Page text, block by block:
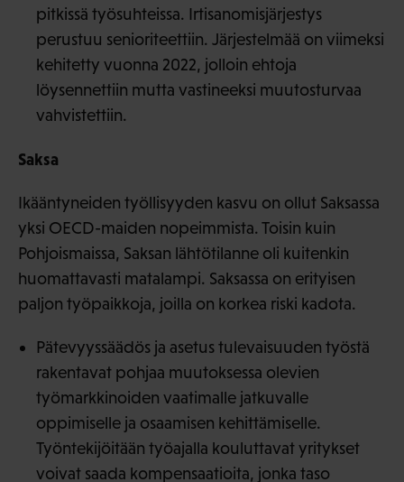
pitkissä työsuhteissa. Irtisanomisjärjestys
perustuu senioriteettiin. Järjestelmää on viimeksi
kehitetty vuonna 2022, jolloin ehtoja
löysennettiin mutta vastineeksi muutosturvaa
vahvistettiin.
Saksa
Ikääntyneiden työllisyyden kasvu on ollut Saksassa
yksi OECD-maiden nopeimmista. Toisin kuin
Pohjoismaissa, Saksan lähtötilanne oli kuitenkin
huomattavasti matalampi. Saksassa on erityisen
paljon työpaikkoja, joilla on korkea riski kadota.
Pätevyyssäädös ja asetus tulevaisuuden työstä
rakentavat pohjaa muutoksessa olevien
työmarkkinoiden vaatimalle jatkuvalle
oppimiselle ja osaamisen kehittämiselle.
Työntekijöitään työajalla kouluttavat yritykset
voivat saada kompensaatioita, jonka taso